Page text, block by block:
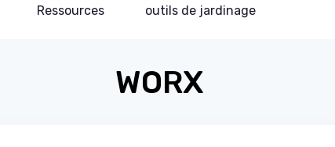
Ressources
outils de jardinage
WORX